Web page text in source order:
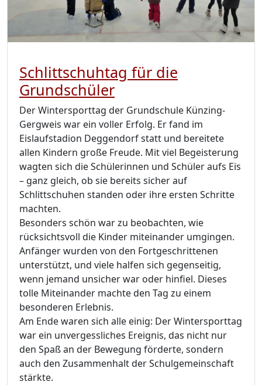
Schlittschuhtag für die
Grundschüler
Der Wintersporttag der Grundschule Künzing-
Gergweis war ein voller Erfolg. Er fand im
Eislaufstadion Deggendorf statt und bereitete
allen Kindern große Freude. Mit viel Begeisterung
wagten sich die Schülerinnen und Schüler aufs Eis
– ganz gleich, ob sie bereits sicher auf
Schlittschuhen standen oder ihre ersten Schritte
machten.
Besonders schön war zu beobachten, wie
rücksichtsvoll die Kinder miteinander umgingen.
Anfänger wurden von den Fortgeschrittenen
unterstützt, und viele halfen sich gegenseitig,
wenn jemand unsicher war oder hinfiel. Dieses
tolle Miteinander machte den Tag zu einem
besonderen Erlebnis.
Am Ende waren sich alle einig: Der Wintersporttag
war ein unvergessliches Ereignis, das nicht nur
den Spaß an der Bewegung förderte, sondern
auch den Zusammenhalt der Schulgemeinschaft
stärkte.